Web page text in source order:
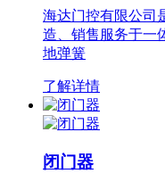
海达门控有限公司
造、销售服务于一
地弹簧
了解详情
闭门器